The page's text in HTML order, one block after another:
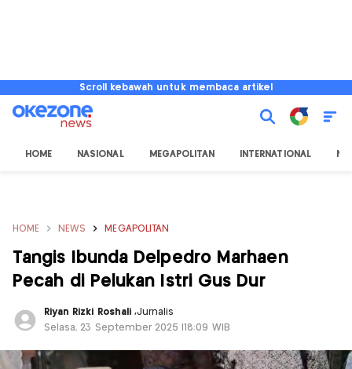
Scroll kebawah untuk membaca artikel
HOME NASIONAL MEGAPOLITAN INTERNATIONAL
HOME NEWS MEGAPOLITAN
Tangis Ibunda Delpedro Marhaen
Pecah di Pelukan Istri Gus Dur
Riyan Rizki Roshali ,Jurnalis
Selasa, 23 September 2025 |18:09 WIB